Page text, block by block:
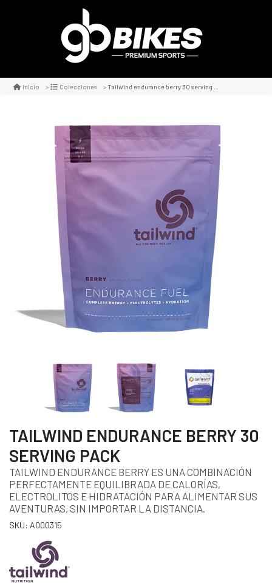
Inicio Colecciones Tailwind endurance berry 30 serving pack
TAILWIND ENDURANCE BERRY 30
SERVING PACK
TAILWIND ENDURANCE BERRY ES UNA COMBINACIÓN
PERFECTAMENTE EQUILIBRADA DE CALORÍAS,
ELECTROLITOS E HIDRATACIÓN PARA ALIMENTAR SUS
AVENTURAS, SIN IMPORTAR LA DISTANCIA.
SKU: A000315